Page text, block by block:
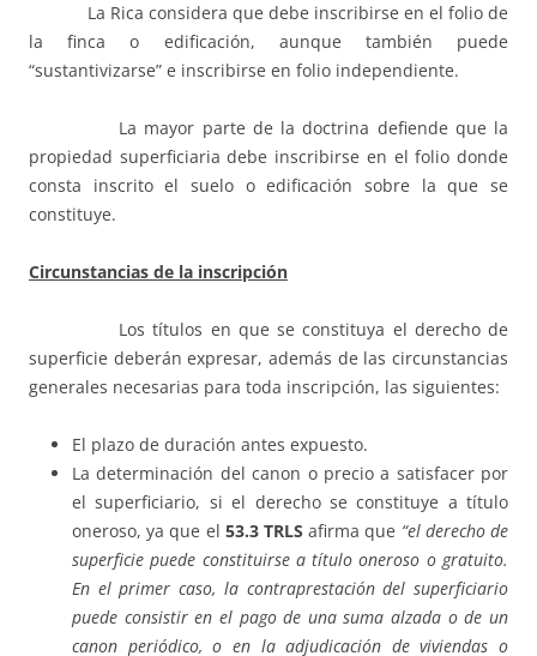
La Rica considera que debe inscribirse en el folio de
la finca o edificación, aunque también puede
“sustantivizarse” e inscribirse en folio independiente.
La mayor parte de la doctrina defiende que la
propiedad superficiaria debe inscribirse en el folio donde
consta inscrito el suelo o edificación sobre la que se
constituye.
Circunstancias de la inscripción
Los títulos en que se constituya el derecho de
superficie deberán expresar, además de las circunstancias
generales necesarias para toda inscripción, las siguientes:
El plazo de duración antes expuesto.
La determinación del canon o precio a satisfacer por
el superficiario, si el derecho se constituye a título
oneroso, ya que el 53.3 TRLS afirma que “el derecho de
superficie puede constituirse a título oneroso o gratuito.
En el primer caso, la contraprestación del superficiario
puede consistir en el pago de una suma alzada o de un
canon periódico, o en la adjudicación de viviendas o